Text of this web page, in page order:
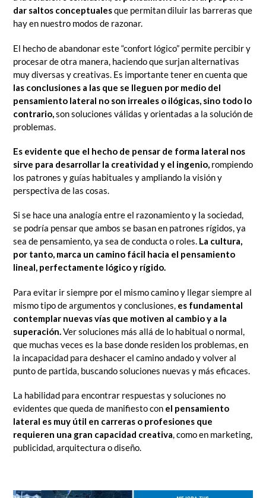
dar saltos conceptualesque permitan diluir las barreras que
hay en nuestro modos de razonar.
El hecho de abandonar este “confort lógico” permite percibir y
procesar de otra manera, haciendo que surjan alternativas
muy diversas y creativas. Es importante tener en cuenta que
las conclusiones a las que se lleguen por medio del
pensamiento lateral no son irreales o ilógicas, sino todo lo
contrario, son soluciones válidas y orientadas a la solución de
problemas.
Es evidente que el hecho de pensar de forma lateral nos
sirve para desarrollar la creatividad y el ingenio, rompiendo
los patrones y guías habituales y ampliando la visión y
perspectiva de las cosas.
Si se hace una analogía entre el razonamiento y la sociedad,
se podría pensar que ambos se basan en patrones rígidos, ya
sea de pensamiento, ya sea de conducta o roles. La cultura,
por tanto, marca un camino fácil hacia el pensamiento
lineal, perfectamente lógico y rígido.
Para evitar ir siempre por el mismo camino y llegar siempre al
mismo tipo de argumentos y conclusiones, es fundamental
contemplar nuevas vías que motiven al cambio y a la
superación.Ver soluciones más allá de lo habitual o normal,
que muchas veces es la base donde residen los problemas, en
la incapacidad para deshacer el camino andado y volver al
punto de partida, buscando soluciones nuevas y más eficaces.
La habilidad para encontrar respuestas y soluciones no
evidentes que queda de manifiesto con el pensamiento
lateral es muy útil en carreras o profesiones que
requieren una gran capacidad creativa, como en marketing,
publicidad, arquitectura o diseño.